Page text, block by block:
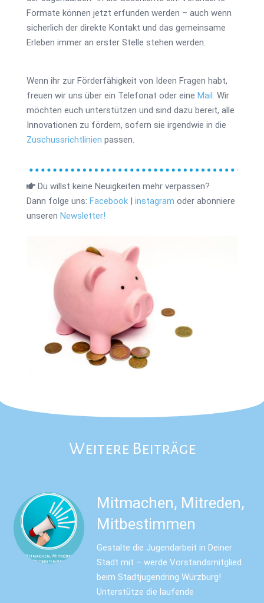
Formate können jetzt erfunden werden – auch wenn
sicherlich der direkte Kontakt und das gemeinsame
Erleben immer an erster Stelle stehen werden.
Wenn ihr zur Förderfähigkeit von Ideen Fragen habt,
freuen wir uns über ein Telefonat oder eine Mail. Wir
möchten euch unterstützen und sind dazu bereit, alle
Innovationen zu fördern, sofern sie irgendwie in die
Zuschussrichtlinien passen.
Du willst keine Neuigkeiten mehr verpassen?
Dann folge uns: Facebook | instagram oder abonniere
unseren Newsletter!
Weitere Beiträge
Mitmachen, Mitreden,
Mitbestimmen
Gestalte die Jugendarbeit in Deiner
Stadt mit – werde Vorstandsmitglied
beim Stadtjugendring Würzburg!
Unterstütze die laufende